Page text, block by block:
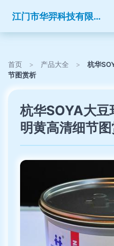
江门市华羿科技有限公司
首页 > 产品大全 >
杭华
节图赏析
杭华SOYA大豆
明黄高清细节